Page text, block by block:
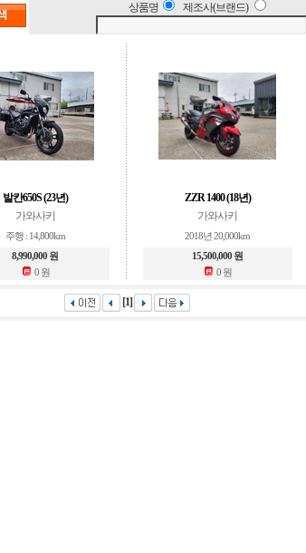
상품명 제조사(브랜드)
발칸650S (23년)
가와사키
주행 : 14,800km
8,990,000 원
0 원
ZZR 1400 (18년)
가와사키
2018년 20,000km
15,500,000 원
0 원
[1]